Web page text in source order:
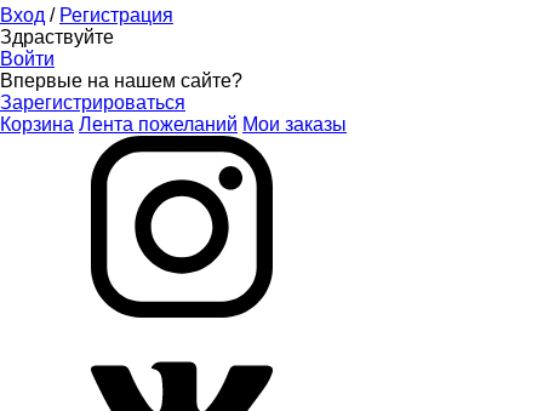
Вход / Регистрация
Здраствуйте
Войти
Впервые на нашем сайте?
Зарегистрироваться
Корзина Лента пожеланий Мои заказы